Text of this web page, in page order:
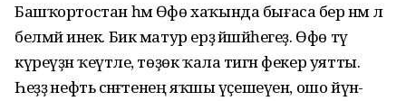
Башҡортостан һәм Өфө хаҡында бығаса бер нәмә лә
бел­мәй инек. Бик матур ерҙә йәшәйһегеҙ. Өфө тәү
күреүҙән ҡеүәтле, төҙөк ҡала тигән фекер уятты.
Һеҙҙә нефть сәнә­ғәтенең яҡшы үҫешеүен, ошо йүнә­